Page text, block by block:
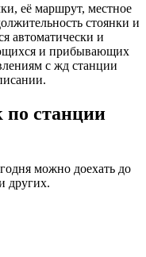
её маршрут, местное
стоянки и
автоматически и
и прибывающих
с жд станции
по станции
можно доехать до
других.